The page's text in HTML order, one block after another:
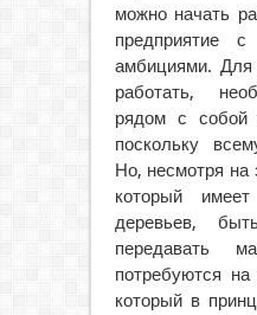
можно начать
предприятие
амбициями. Для
работать,
рядом с собой
поскольку
Но, несмотря на
который
деревьев,
передавать
потребуются на
который в